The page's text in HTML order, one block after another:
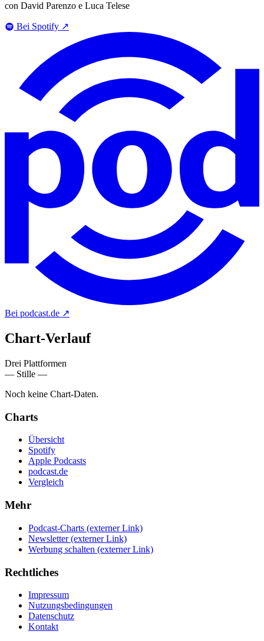
con David Parenzo e Luca Telese
Bei Spotify ↗
Bei podcast.de ↗
Chart-Verlauf
Drei Plattformen
— Stille —
Noch keine Chart-Daten.
Charts
Übersicht
Spotify
Apple Podcasts
podcast.de
Vergleich
Mehr
Podcast-Charts (externer Link)
Newsletter (externer Link)
Werbung schalten (externer Link)
Rechtliches
Impressum
Nutzungsbedingungen
Datenschutz
Kontakt